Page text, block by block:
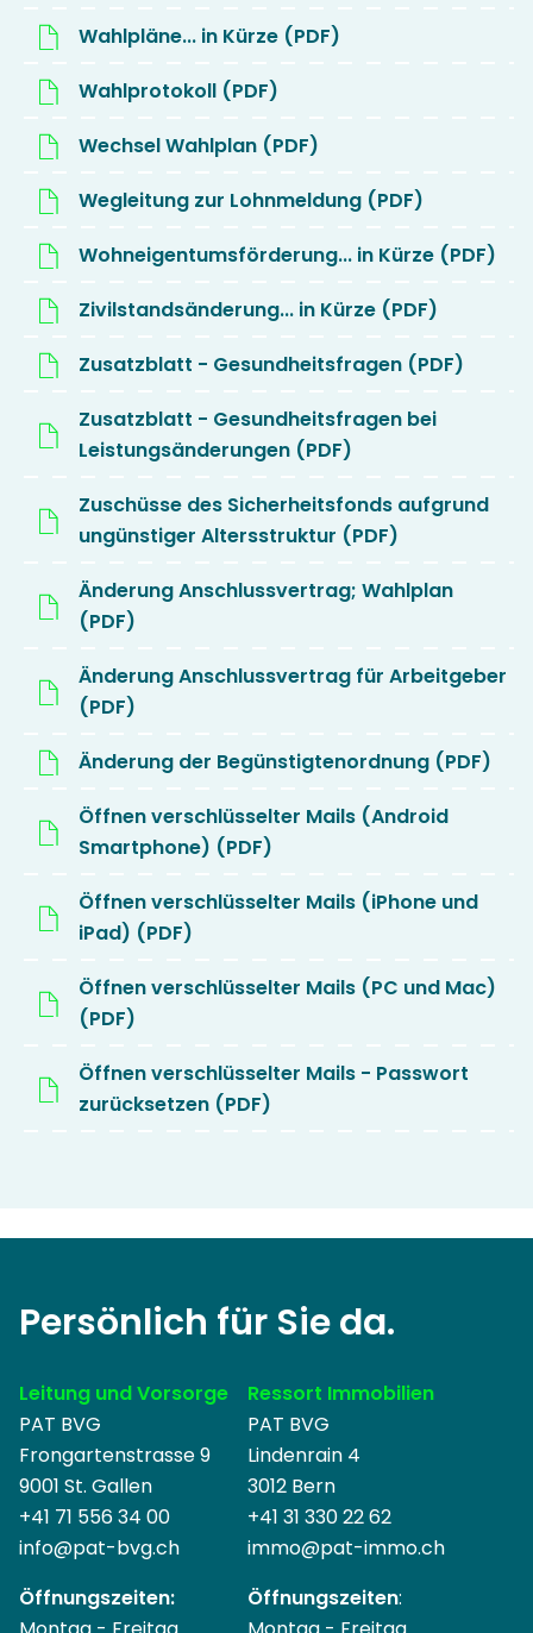
Wahlpläne... in Kürze (PDF)
Wahlprotokoll (PDF)
Wechsel Wahlplan (PDF)
Wegleitung zur Lohnmeldung (PDF)
Wohneigentumsförderung... in Kürze (PDF)
Zivilstandsänderung... in Kürze (PDF)
Zusatzblatt - Gesundheitsfragen (PDF)
Zusatzblatt - Gesundheitsfragen bei
Leistungsänderungen (PDF)
Zuschüsse des Sicherheitsfonds aufgrund
ungünstiger Altersstruktur (PDF)
Änderung Anschlussvertrag; Wahlplan
(PDF)
Änderung Anschlussvertrag für Arbeitgeber
(PDF)
Änderung der Begünstigtenordnung (PDF)
Öffnen verschlüsselter Mails (Android
Smartphone) (PDF)
Öffnen verschlüsselter Mails (iPhone und
iPad) (PDF)
Öffnen verschlüsselter Mails (PC und Mac)
(PDF)
Öffnen verschlüsselter Mails - Passwort
zurücksetzen (PDF)
Persönlich für Sie da.
Leitung und Vorsorge
PAT BVG
Frongartenstrasse 9
9001 St. Gallen
+41 71 556 34 00
info@pat-bvg.ch
Öffnungszeiten:
Ressort Immobilien
PAT BVG
Lindenrain 4
3012 Bern
+41 31 330 22 62
immo@pat-immo.ch
Öffnungszeiten: